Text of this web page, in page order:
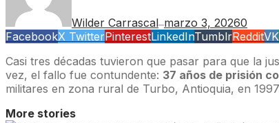
Wilder Carrascal—marzo 3, 20260
FacebookX TwitterPinterestLinkedInTumblrRedditVK
Casi tres décadas tuvieron que pasar para que la
vez, el fallo fue contundente: 37 años de prisión
militares en zona rural de Turbo, Antioquia, en
More stories